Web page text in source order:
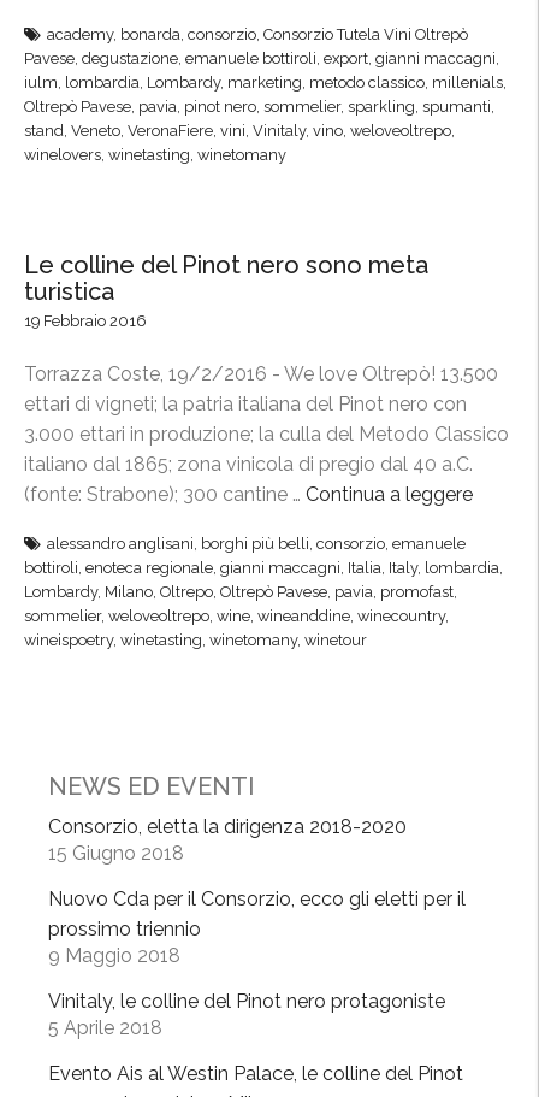
0
°
V
i
i
l
C
o
n
o
r
z
t
r
academy, bonarda, consorzio, Consorzio Tutela Vini Oltrepò
Pavese, degustazione, emanuele bottiroli, export, gianni maccagni,
iulm, lombardia, Lombardy, marketing, metodo classico, millenials,
Oltrepò Pavese, pavia, pinot nero, sommelier, sparkling, spumanti,
stand, Veneto, VeronaFiere, vini, Vinitaly, vino, weloveoltrepo,
winelovers, winetasting, winetomany
Le colline del Pinot nero sono meta
turistica
19 Febbraio 2016
Torrazza Coste, 19/2/2016 - We love Oltrepò! 13.500
ettari di vigneti; la patria italiana del Pinot nero con
3.000 ettari in produzione; la culla del Metodo Classico
italiano dal 1865; zona vinicola di pregio dal 40 a.C.
(fonte: Strabone); 300 cantine … Continua a leggere
alessandro anglisani, borghi più belli, consorzio, emanuele
bottiroli, enoteca regionale, gianni maccagni, Italia, Italy, lombardia,
Lombardy, Milano, Oltrepo, Oltrepò Pavese, pavia, promofast,
sommelier, weloveoltrepo, wine, wineanddine, winecountry,
wineispoetry, winetasting, winetomany, winetour
NEWS ED EVENTI
Consorzio, eletta la dirigenza 2018-2020
15 Giugno 2018
Nuovo Cda per il Consorzio, ecco gli eletti per il
prossimo triennio
9 Maggio 2018
Vinitaly, le colline del Pinot nero protagoniste
5 Aprile 2018
Evento Ais al Westin Palace, le colline del Pinot